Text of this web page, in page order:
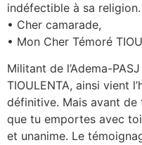
indéfectible à sa religion.
• Cher camarade,
• Mon Cher Témoré
Militant de l’Adema-
TIOULENTA, ainsi vient
définitive. Mais avant
que tu emportes avec
et unanime. Le